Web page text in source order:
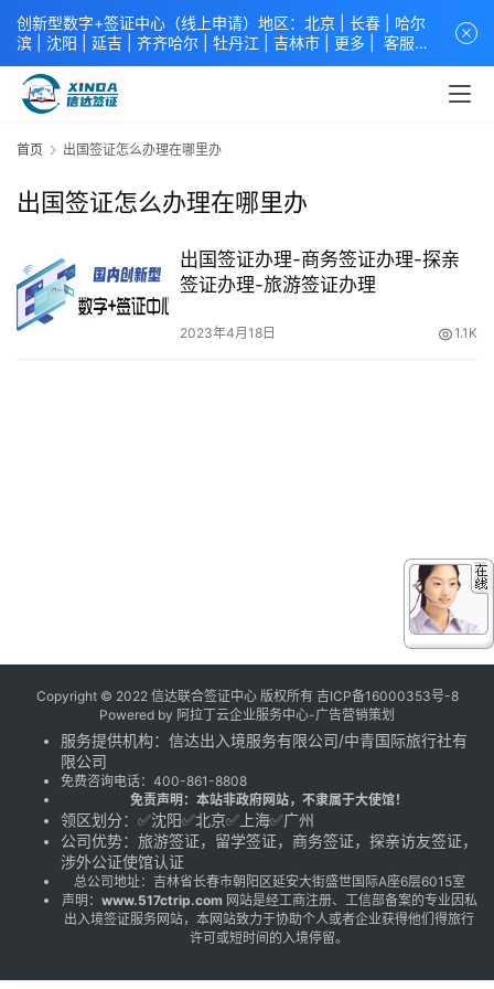
首页 出国签证怎么办理在哪里办
出国签证怎么办理在哪里办
出国签证办理-商务签证办理-探亲
签证办理-旅游签证办理
2023年4月18日 1.1K
Copyright © 2022 信达联合签证中心 版权所有 吉ICP备16000353号-8
Powered by 阿拉丁云企业服务中心-广告营销策划
服务提供机构： 信达出入境服务有限公司/中青国际旅行社有
限公司
免费咨询电话： 400-861-8808
免责声明：本站非政府网站，不隶属于大使馆！
领区划分：✅沈阳✅北京✅上海✅广州
公司优势：旅游签证，留学签证，商务签证，探亲访友签证，
涉外公证使馆认证
总公司地址：吉林省长春市朝阳区延安大街盛世国际A座6层6015室
声明： www.517ctrip.com网站是经工商注册、工信部备案的专业因私
出入境签证服务网站，本网站致力于协助个人或者企业获得他们得旅行
许可或短时间的入境停留。
创新型数字+签证中心（线上申请）地区：北京 | 长春
哈尔
滨
沈阳 延吉 | 齐齐哈尔 | 牡丹江 吉林市 | 更多 | 客服中
心
中青旅信达联合签证中心
学签证 商务签证 探亲签证 旅游签证 涉外公证 外交部认证 单
xindavisa01 免责声明：本站非政府网站，不隶属于大使馆！
提供服务机构：信达出入境服务有限公司
交部认证 单（双认证），海牙认证。